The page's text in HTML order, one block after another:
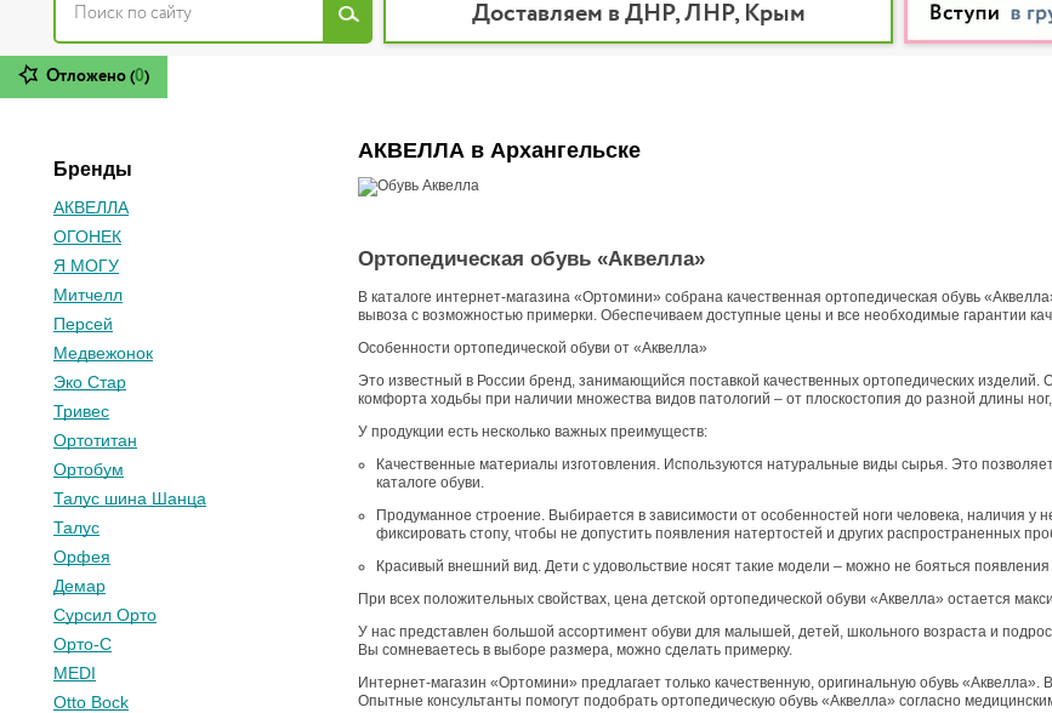
Доставляем в ДНР, ЛНР, Крым
Отложено (0)
Бренды
АКВЕЛЛА
ОГОНЕК
Я МОГУ
Митчелл
Персей
Медвежонок
Эко Стар
Тривес
Ортотитан
Ортобум
Талус шина Шанца
Талус
Орфея
Демар
Сурсил Орто
Орто-С
MEDI
Otto Bock
АКВЕЛЛА в Архангельске
Ортопедическая обувь «Аквелла»
В каталоге интернет-магазина «Ортомини» собрана качественная ортопедическая обувь
вывоза с возможностью примерки. Обеспечиваем доступные цены и все необходимые гарантии
Особенности ортопедической обуви от «Аквелла»
Это известный в России бренд, занимающийся поставкой качественных ортопедических
комфорта ходьбы при наличии множества видов патологий – от плоскостопия до разной длины ног,
У продукции есть несколько важных преимуществ:
Качественные материалы изготовления. Используются натуральные виды сырья. Это
каталоге обуви.
Продуманное строение. Выбирается в зависимости от особенностей ноги человека, наличия у
фиксировать стопу, чтобы не допустить появления натертостей и других распространенных
Красивый внешний вид. Дети с удовольствие носят такие модели – можно не бояться появления
При всех положительных свойствах, цена детской ортопедической обуви «Аквелла» остается
У нас представлен большой ассортимент обуви для малышей, детей, школьного возраста и
Вы сомневаетесь в выборе размера, можно сделать примерку.
Интернет-магазин «Ортомини» предлагает только качественную, оригинальную обувь
Опытные консультанты помогут подобрать ортопедическую обувь «Аквелла» согласно